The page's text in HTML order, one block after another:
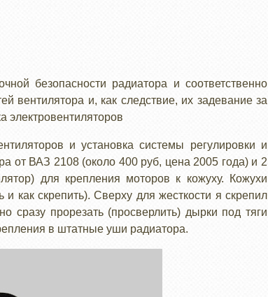
безопасности радиатора и соответственно
вентилятора и, как следствие, их задевание за
электровентиляторов
и установка системы регулировки и
от ВАЗ 2108 (около 400 руб, цена 2005 года) и 2
для крепления моторов к кожуху. Кожухи
как скрепить). Сверху для жесткости я скрепил
сразу прорезать (просверлить) дырки под тяги
в штатные уши радиатора.